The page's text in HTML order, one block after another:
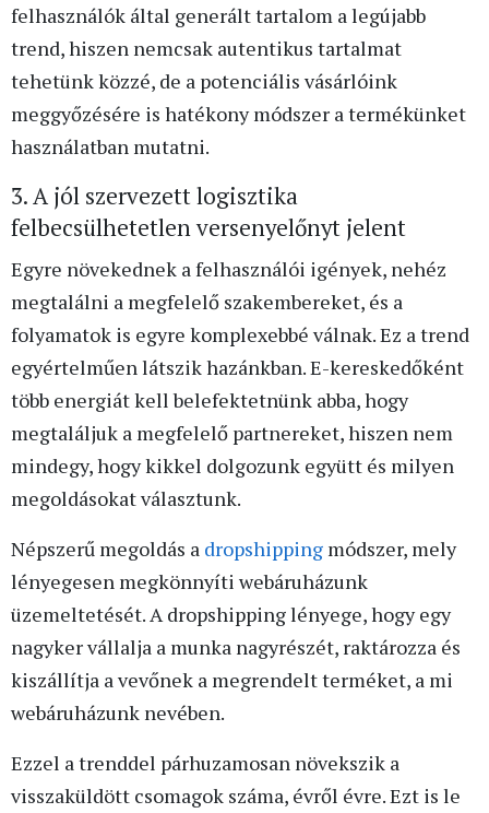
felhasználók által generált tartalom a legújabb
trend, hiszen nemcsak autentikus tartalmat
tehetünk közzé, de a potenciális vásárlóink
meggyőzésére is hatékony módszer a termékünket
használatban mutatni.
3. A jól szervezett logisztika
felbecsülhetetlen versenyelőnyt jelent
Egyre növekednek a felhasználói igények, nehéz
megtalálni a megfelelő szakembereket, és a
folyamatok is egyre komplexebbé válnak. Ez a trend
egyértelműen látszik hazánkban. E-kereskedőként
több energiát kell belefektetnünk abba, hogy
megtaláljuk a megfelelő partnereket, hiszen nem
mindegy, hogy kikkel dolgozunk együtt és milyen
megoldásokat választunk.
Népszerű megoldás a dropshipping módszer, mely
lényegesen megkönnyíti webáruházunk
üzemeltetését. A dropshipping lényege, hogy egy
nagyker vállalja a munka nagyrészét, raktározza és
kiszállítja a vevőnek a megrendelt terméket, a mi
webáruházunk nevében.
Ezzel a trenddel párhuzamosan növekszik a
visszaküldött csomagok száma, évről évre. Ezt is le